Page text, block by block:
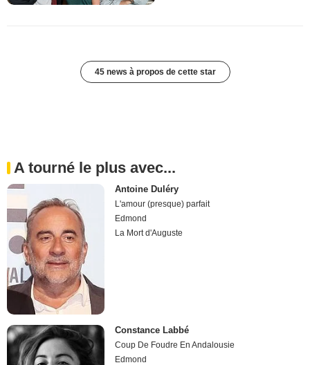
45 news à propos de cette star
A tourné le plus avec...
Antoine Duléry
L'amour (presque) parfait
Edmond
La Mort d'Auguste
Constance Labbé
Coup De Foudre En Andalousie
Edmond